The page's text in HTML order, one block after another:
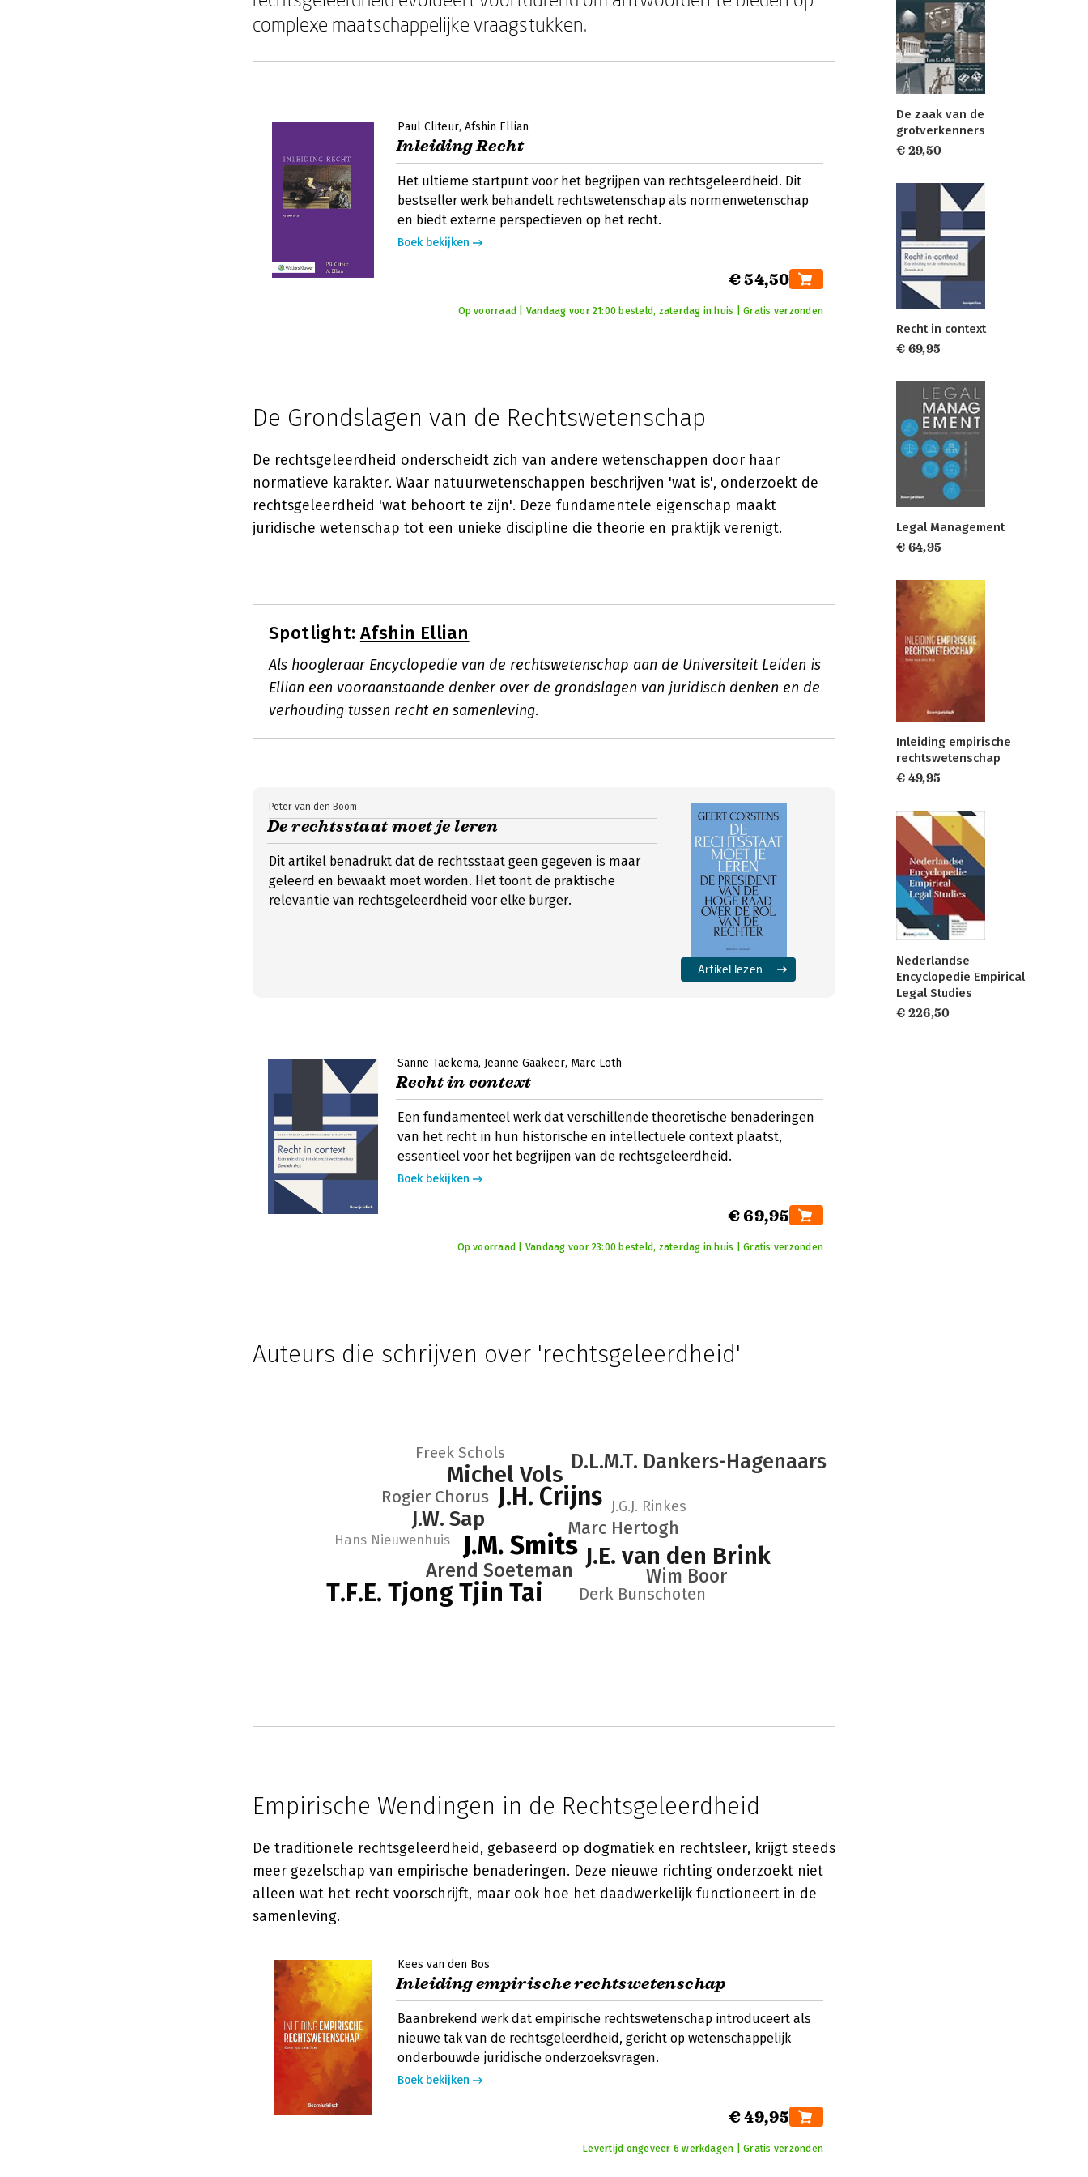
complexe maatschappelijke vraagstukken.
Paul Cliteur Afshin Ellian
Inleiding Recht
Het ultieme startpunt voor het begrijpen van rechtsgeleerdheid. Dit
bestseller werk behandelt rechtswetenschap als normenwetenschap
en biedt externe perspectieven op het recht.
Boek bekijken
€ 54,50
Op voorraad | Vandaag voor 21:00 besteld, zaterdag in huis | Gratis verzonden
De Grondslagen van de Rechtswetenschap
De rechtsgeleerdheid onderscheidt zich van andere wetenschappen door haar
normatieve karakter. Waar natuurwetenschappen beschrijven 'wat is', onderzoekt de
rechtsgeleerdheid 'wat behoort te zijn'. Deze fundamentele eigenschap maakt
juridische wetenschap tot een unieke discipline die theorie en praktijk verenigt.
Spotlight: Afshin Ellian
Als hoogleraar Encyclopedie van de rechtswetenschap aan de Universiteit Leiden is
Ellian een vooraanstaande denker over de grondslagen van juridisch denken en de
verhouding tussen recht en samenleving.
De rechtsstaat moet je leren
Peter van den Boom
Dit artikel benadrukt dat de rechtsstaat geen gegeven is maar
geleerd en bewaakt moet worden. Het toont de praktische
relevantie van rechtsgeleerdheid voor elke burger.
Artikel lezen
Sanne Taekema Jeanne Gaakeer Marc Loth
Recht in context
Een fundamenteel werk dat verschillende theoretische benaderingen
van het recht in hun historische en intellectuele context plaatst,
essentieel voor het begrijpen van de rechtsgeleerdheid.
Boek bekijken
€ 69,95
Op voorraad | Vandaag voor 23:00 besteld, zaterdag in huis | Gratis verzonden
Auteurs die schrijven over 'rechtsgeleerdheid'
J.M. Smits
T.F.E. Tjong Tjin Tai
J.H. Crijns
J.E. van den Brink
Michel Vols
J.W. Sap
D.L.M.T. Dankers-Hagenaars
Arend Soeteman Wim Boor
Marc Hertogh
Rogier Chorus
Derk Bunschoten
Freek Schols
J.G.J. Rinkes
Hans Nieuwenhuis
Empirische Wendingen in de Rechtsgeleerdheid
De traditionele rechtsgeleerdheid, gebaseerd op dogmatiek en rechtsleer, krijgt steeds
meer gezelschap van empirische benaderingen. Deze nieuwe richting onderzoekt niet
alleen wat het recht voorschrijft, maar ook hoe het daadwerkelijk functioneert in de
samenleving.
Kees van den Bos
Inleiding empirische rechtswetenschap
Baanbrekend werk dat empirische rechtswetenschap introduceert als
nieuwe tak van de rechtsgeleerdheid, gericht op wetenschappelijk
onderbouwde juridische onderzoeksvragen.
Boek bekijken
€ 49,95
Levertijd ongeveer 6 werkdagen | Gratis verzonden
De zaak van de
grotverkenners
€ 29,50
Recht in context
€ 69,95
Legal Management
€ 64,95
Inleiding empirische
rechtswetenschap
€ 49,95
Nederlandse
Encyclopedie Empirical
Legal Studies
€ 226,50